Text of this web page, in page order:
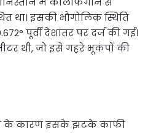
था। इसकी भौगोलिक स्थिति
पूर्वी देशांतर पर दर्ज की गई।
थी, जो इसे गहरे भूकंपों की
के कारण इसके झटके काफी